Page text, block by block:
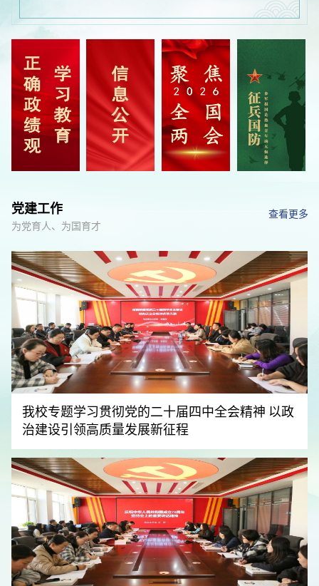
党建工作
为党育人、为国育才
查看更多
我校专题学习贯彻党的二十届四中全会精神 以政
治建设引领高质量发展新征程